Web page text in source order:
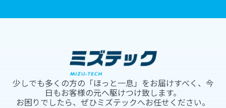
少しでも多くの方の「ほっと一息」をお届けすべく、今
日もお客様の元へ駆けつけ致します。
お困りでしたら、ぜひミズテックへお任せください。